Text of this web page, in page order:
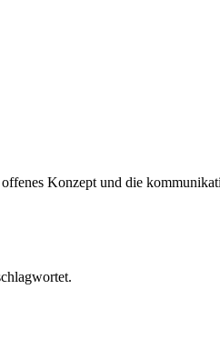
Konzept und die